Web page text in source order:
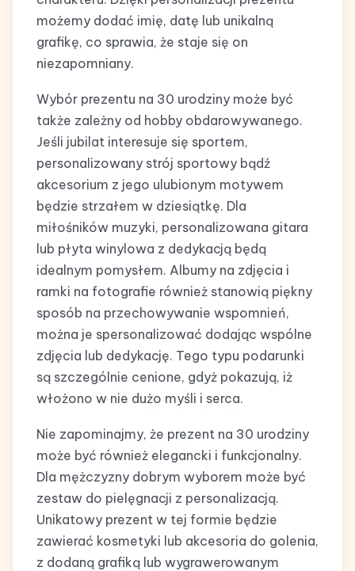
możemy dodać imię, datę lub unikalną
grafikę, co sprawia, że staje się on
niezapomniany.
Wybór prezentu na 30 urodziny może być
także zależny od hobby obdarowywanego.
Jeśli jubilat interesuje się sportem,
personalizowany strój sportowy bądź
akcesorium z jego ulubionym motywem
będzie strzałem w dziesiątkę. Dla
miłośników muzyki, personalizowana gitara
lub płyta winylowa z dedykacją będą
idealnym pomysłem. Albumy na zdjęcia i
ramki na fotografie również stanowią piękny
sposób na przechowywanie wspomnień,
można je spersonalizować dodając wspólne
zdjęcia lub dedykację. Tego typu podarunki
są szczególnie cenione, gdyż pokazują, iż
włożono w nie dużo myśli i serca.
Nie zapominajmy, że prezent na 30 urodziny
może być również elegancki i funkcjonalny.
Dla mężczyzny dobrym wyborem może być
zestaw do pielęgnacji z personalizacją.
Unikatowy prezent w tej formie będzie
zawierać kosmetyki lub akcesoria do golenia,
z dodaną grafiką lub wygrawerowanym